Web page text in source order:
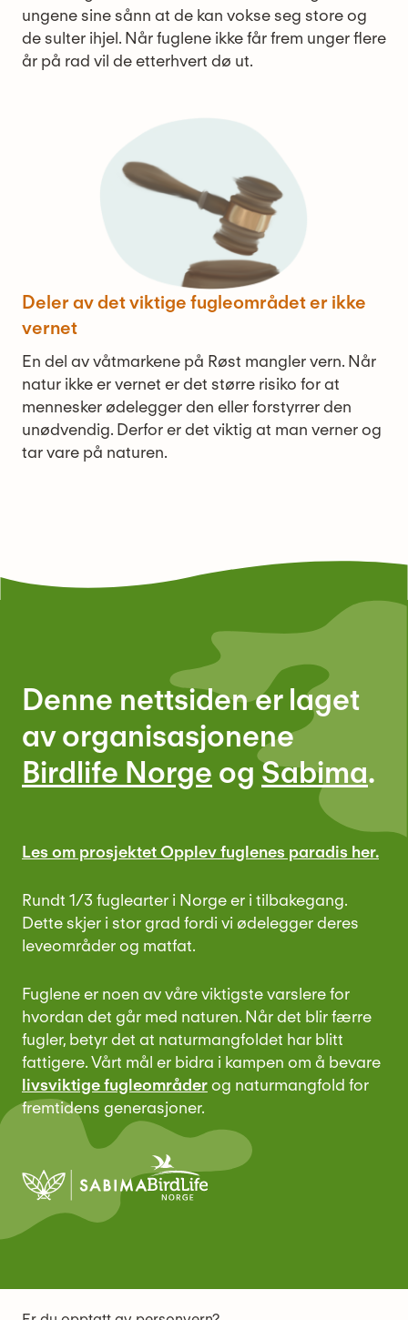
ungene sine sånn at de kan vokse seg store og
de sulter ihjel. Når fuglene ikke får frem unger flere
år på rad vil de etterhvert dø ut.
Deler av det viktige fugleområdet er ikke
vernet
En del av våtmarkene på Røst mangler vern. Når
natur ikke er vernet er det større risiko for at
mennesker ødelegger den eller forstyrrer den
unødvendig. Derfor er det viktig at man verner og
tar vare på naturen.
Denne nettsiden er laget
av organisasjonene
Birdlife Norge ogSabima.
Les om prosjektet Opplev fuglenes paradis her.
Rundt 1/3 fuglearter i Norge er i tilbakegang.
Dette skjer i stor grad fordi vi ødelegger deres
leveområder og matfat.
Fuglene er noen av våre viktigste varslere for
hvordan det går med naturen. Når det blir færre
fugler, betyr det at naturmangfoldet har blitt
fattigere. Vårt mål er bidra i kampen om å bevare
livsviktige fugleområderog naturmangfold for
fremtidens generasjoner.